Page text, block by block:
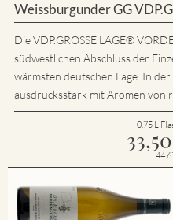
Weissburgunder GG
Die VDP.GROSSE LAGE®
südwestlichen Abschluss der
wärmsten deutschen Lage. In
ausdrucksstark mit Aromen von
0.75 L
33,50